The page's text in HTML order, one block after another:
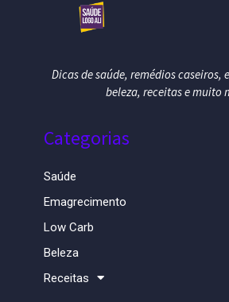
Dicas de saúde, remédios caseiros,
beleza, receitas e muito
Categorias
Saúde
Emagrecimento
Low Carb
Beleza
Receitas